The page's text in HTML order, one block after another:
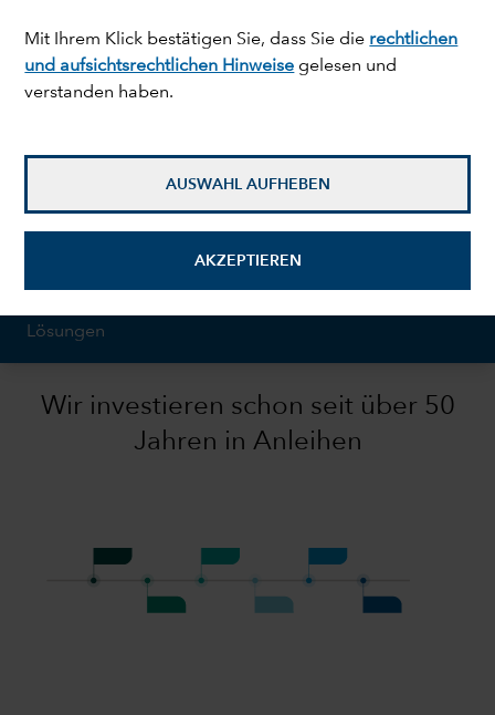
Mit Ihrem Klick bestätigen Sie, dass Sie die rechtlichen
und aufsichtsrechtlichen Hinweise gelesen und
verstanden haben.
AUSWAHL AUFHEBEN
AKZEPTIEREN
Unser Ansatz
Investmentperspektiven
Lösungen
Wir investieren schon seit über 50
Jahren in Anleihen